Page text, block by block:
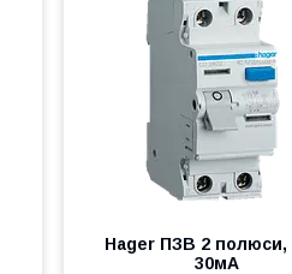
Hager ПЗВ 2 полюси,
30мА